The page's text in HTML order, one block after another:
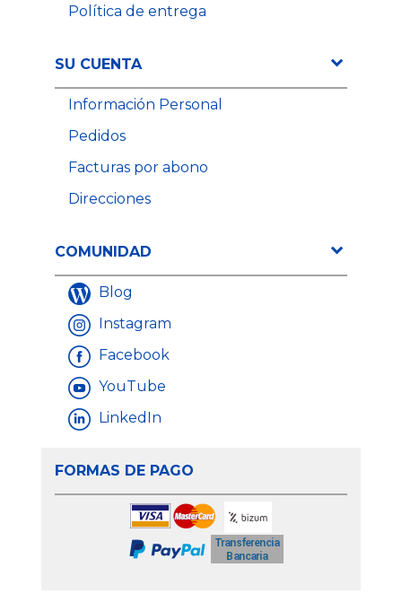
Política de entrega
SU CUENTA
Información Personal
Pedidos
Facturas por abono
Direcciones
COMUNIDAD
Blog
Instagram
Facebook
YouTube
LinkedIn
FORMAS DE PAGO